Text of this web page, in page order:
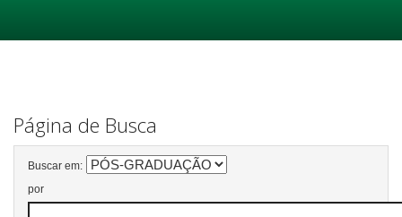
Página de Busca
Buscar em:
por